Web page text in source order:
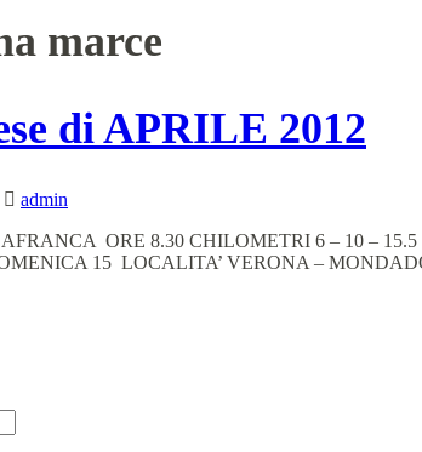
marce
di APRILE 2012
admin
ORE 8.30 CHILOMETRI 6 – 10 –
15 LOCALITA’ VERONA –